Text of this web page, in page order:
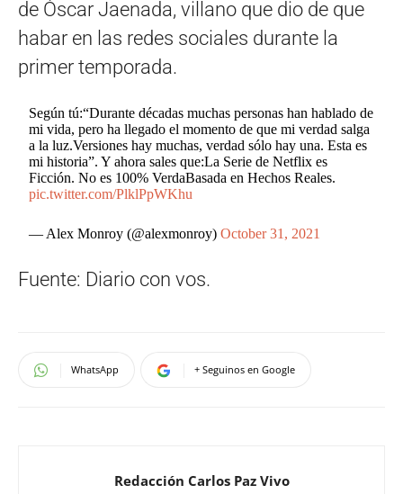
de Óscar Jaenada, villano que dio de que
habar en las redes sociales durante la
primer temporada.
Según tú:“Durante décadas muchas personas han hablado de
mi vida, pero ha llegado el momento de que mi verdad salga
a la luz.Versiones hay muchas, verdad sólo hay una. Esta es
mi historia”. Y ahora sales que:La Serie de Netflix es
Ficción. No es 100% VerdaBasada en Hechos Reales.
pic.twitter.com/PlklPpWKhu
— Alex Monroy (@alexmonroy)October 31, 2021
Fuente: Diario con vos.
WhatsApp + Seguinos en Google
Redacción Carlos Paz Vivo